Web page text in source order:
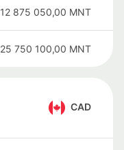
12 875 050,00 MNT
25 750 100,00 MNT
CAD